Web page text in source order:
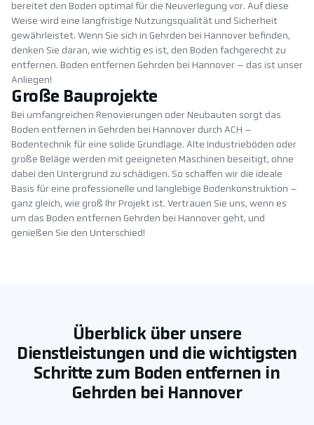
bereitet den Boden optimal für die Neuverlegung vor. Auf diese
Weise wird eine langfristige Nutzungsqualität und Sicherheit
gewährleistet. Wenn Sie sich in Gehrden bei Hannover befinden,
denken Sie daran, wie wichtig es ist, den Boden fachgerecht zu
entfernen. Boden entfernen Gehrden bei Hannover – das ist unser
Anliegen!
Große Bauprojekte
Bei umfangreichen Renovierungen oder Neubauten sorgt das
Boden entfernen in Gehrden bei Hannover durch ACH –
Bodentechnik für eine solide Grundlage. Alte Industrieböden oder
große Beläge werden mit geeigneten Maschinen beseitigt, ohne
dabei den Untergrund zu schädigen. So schaffen wir die ideale
Basis für eine professionelle und langlebige Bodenkonstruktion –
ganz gleich, wie groß Ihr Projekt ist. Vertrauen Sie uns, wenn es
um das Boden entfernen Gehrden bei Hannover geht, und
genießen Sie den Unterschied!
Überblick über unsere
Dienstleistungen und die wichtigsten
Schritte zum Boden entfernen in
Gehrden bei Hannover